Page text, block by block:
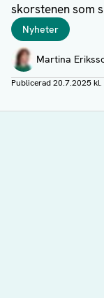
skorstenen som
Taggar
Nyheter
Författare
Martina
Visa profil
Publicerad20.7.2025